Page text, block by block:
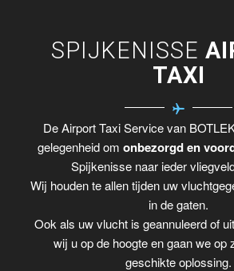
SPIJKENISSE
TAXI
De Airport Taxi Service van
gelegenheid om onbezorgd en
Spijkenisse naar ieder
Wij houden te allen tijden uw
in de gaten.
Ook als uw vlucht is geannuleerd of
wij u op de hoogte en gaan we op
geschikte oplossing.